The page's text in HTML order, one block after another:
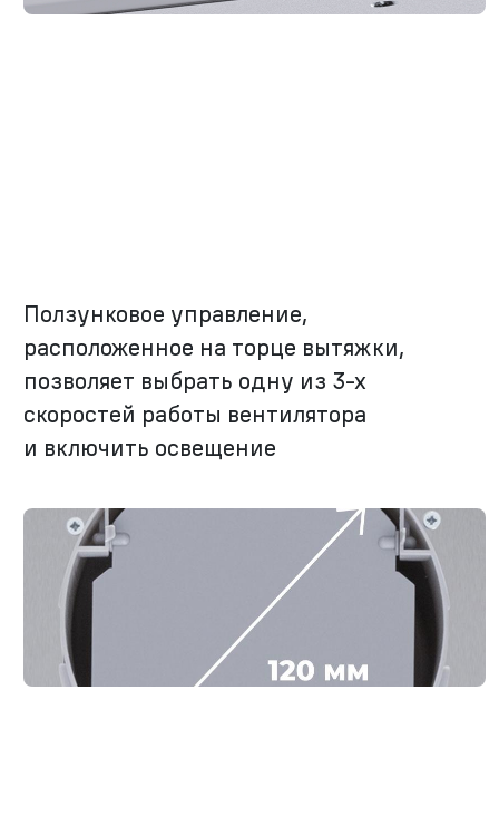
Ползунковое управление,
расположенное на торце вытяжки,
позволяет выбрать одну из 3-х
скоростей работы вентилятора
и включить освещение